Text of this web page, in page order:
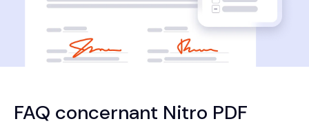
FAQ concernant Nitro PDF